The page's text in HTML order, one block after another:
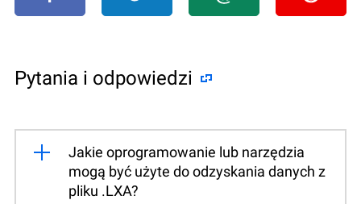
Pytania i odpowiedzi
Jakie oprogramowanie lub narzędzia
mogą być użyte do odzyskania danych z
pliku .LXA?